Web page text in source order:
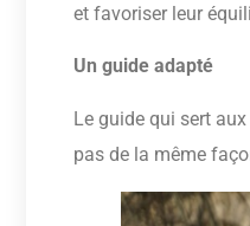
et favoriser leur
Un guide adapté
Le guide qui sert
pas de la même